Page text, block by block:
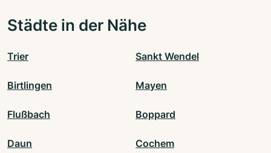
Städte in der Nähe
Trier Sankt Wendel
Birtlingen Mayen
Flußbach Boppard
Daun Cochem